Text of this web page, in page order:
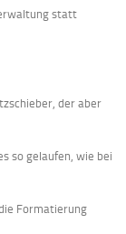
statt
der aber
so gelaufen, wie bei
Formatierung